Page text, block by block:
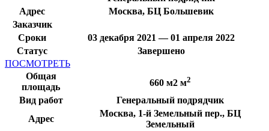
Адрес
Москва, БЦ Большевик
Заказчик
Сроки
03 декабря 2021 — 01 апреля 2022
Статус
Завершено
ПОСМОТРЕТЬ
Общая
площадь
660 м2 м2
Вид работ
Генеральный подрядчик
Адрес
Москва, 1-й Земельный пер., БЦ
Земельный